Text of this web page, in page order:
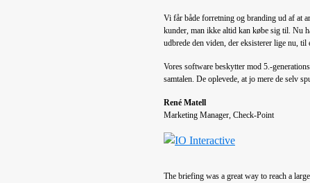
Vi får både forretning og branding ud af at
kunder, man ikke altid kan købe sig til. Nu
udbrede den viden, der eksisterer lige nu, til
Vores software beskytter mod 5.-
samtalen. De oplevede, at jo mere de selv
René Matell
Marketing Manager, Check-Point
The briefing was a great way to reach a